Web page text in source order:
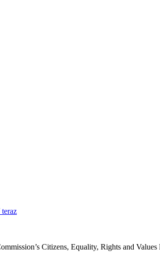
Citizens, Equality, Rights and